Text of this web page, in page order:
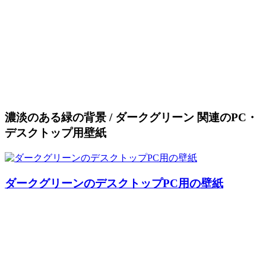
濃淡のある緑の背景 / ダークグリーン 関連のPC・
デスクトップ用壁紙
ダークグリーンのデスクトップPC用の壁紙